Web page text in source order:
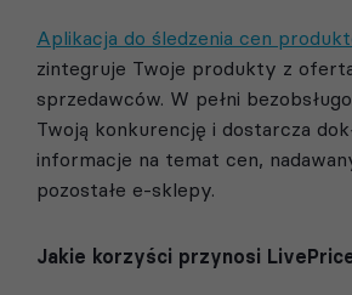
Aplikacja do śledzenia cen
zintegruje Twoje produkty z
sprzedawców. W pełni
Twoją konkurencję i dostarcza
informacje na temat cen,
pozostałe e-sklepy.
Jakie korzyści przynosi